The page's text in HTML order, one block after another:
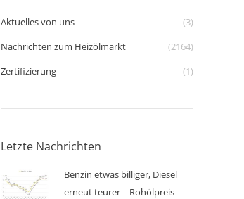
Aktuelles von uns
(3)
Nachrichten zum Heizölmarkt
(2164)
Zertifizierung
(1)
Letzte Nachrichten
Benzin etwas billiger, Diesel
erneut teurer – Rohölpreis